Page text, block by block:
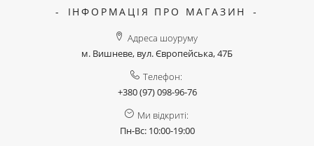
ІНФОРМАЦІЯ ПРО МАГАЗИН
Адреса шоуруму
м. Вишневе, вул. Європейська, 47Б
Телефон:
+380 (97) 098-96-76
Ми відкриті:
Пн-Вс: 10:00-19:00